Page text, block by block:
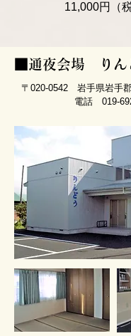
​11,000円（
■通夜会場 りん
〒020-0542 岩手県岩手
電話 019-